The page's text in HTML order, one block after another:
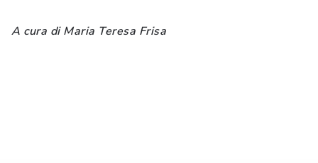
A cura di Maria Teresa Frisa